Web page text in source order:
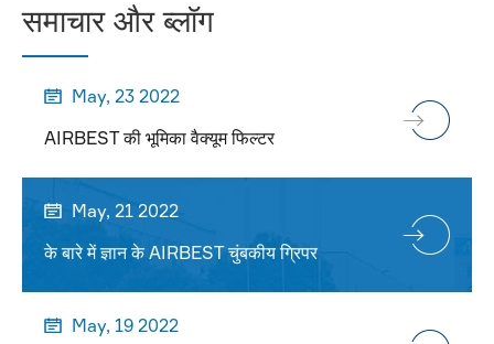
समाचार और ब्लॉग

May, 23 2022
AIRBEST की भूमिका वैक्यूम फिल्टर

May, 21 2022
के बारे में ज्ञान के AIRBEST चुंबकीय ग्रिपर

May, 19 2022